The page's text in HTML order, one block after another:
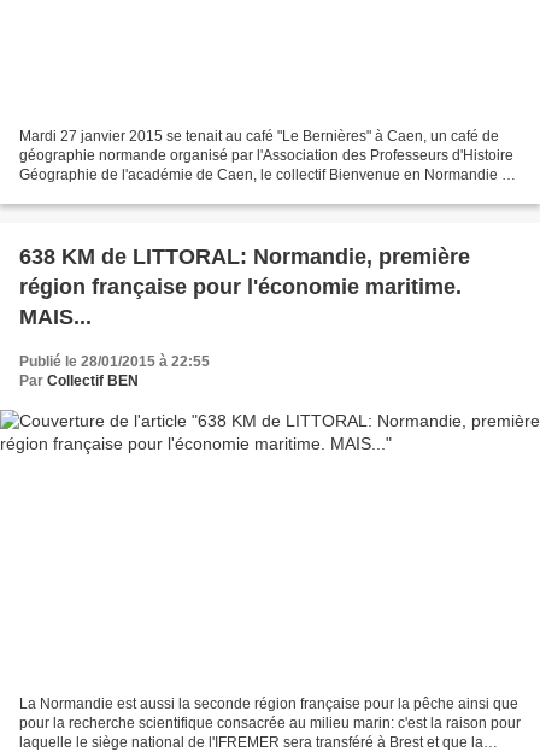
Mardi 27 janvier 2015 se tenait au café "Le Bernières" à Caen, un café de
géographie normande organisé par l'Association des Professeurs d'Histoire
Géographie de l'académie de Caen, le collectif Bienvenue en Normandie et
638 KM de LITTORAL: Normandie, première
région française pour l'économie maritime.
MAIS...
Publié le 28/01/2015 à 22:55
Par Collectif BEN
La Normandie est aussi la seconde région française pour la pêche ainsi que
pour la recherche scientifique consacrée au milieu marin: c'est la raison pour
laquelle le siège national de l'IFREMER sera transféré à Brest et que la